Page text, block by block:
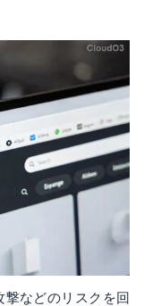
撃などのリスクを回